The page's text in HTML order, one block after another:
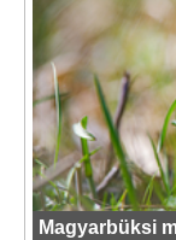
Magyarbüksi